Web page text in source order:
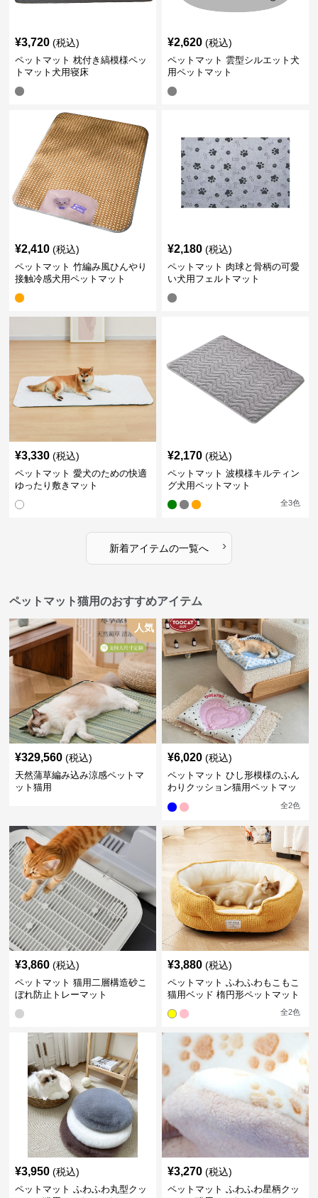
¥3,720 (税込)
ペットマット 枕付き縞模様ペッ
トマット犬用寝床
¥2,620 (税込)
ペットマット 雲型シルエット犬
用ペットマット
¥2,410 (税込)
ペットマット 竹編み風ひんやり
接触冷感犬用ペットマット
¥2,180 (税込)
ペットマット 肉球と骨柄の可愛
い犬用フェルトマット
¥3,330 (税込)
ペットマット 愛犬のための快適
ゆったり敷きマット
¥2,170 (税込)
ペットマット 波模様キルティン
グ犬用ペットマット
全3色
新着アイテムの一覧へ ›
ペットマット猫用のおすすめアイテム
人気
¥329,560 (税込)
天然蒲草編み込み涼感ペットマ
ット猫用
¥6,020 (税込)
ペットマット ひし形模様のふん
わりクッション猫用ペットマッ
全2色
¥3,860 (税込)
ペットマット 猫用二層構造砂こ
ぼれ防止トレーマット
¥3,880 (税込)
ペットマット ふわふわもこもこ
猫用ベッド 楕円形ペットマット
全2色
¥3,950 (税込)
ペットマット ふわふわ丸型クッ
¥3,270 (税込)
ペットマット ふわふわ星柄クッ